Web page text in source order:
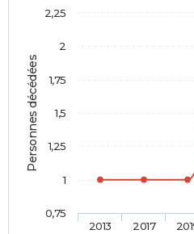
Personnes décédées
2013 2017
0,75
1
1,25
1,5
1,75
2
2,25